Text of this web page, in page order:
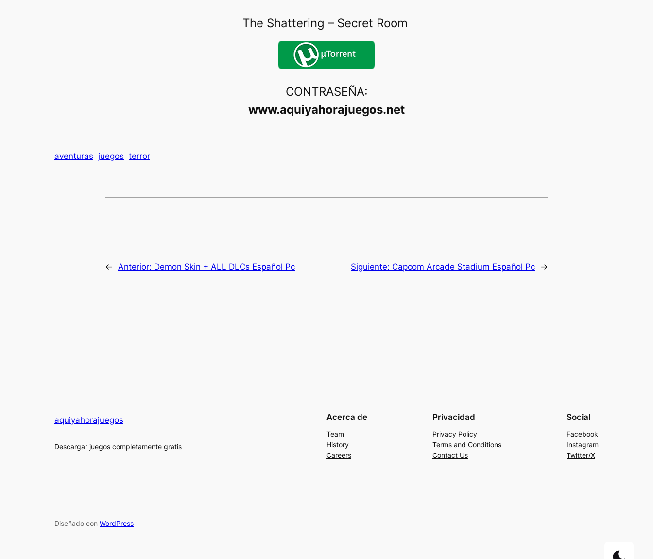
The Shattering – Secret Room
CONTRASEÑA:
www.aquiyahorajuegos.net
aventuras juegos terror
← Anterior: Demon Skin + ALL DLCs Español Pc Siguiente: Capcom Arcade Stadium Español Pc →
aquiyahorajuegos
Descargar juegos completamente gratis
Acerca de
Team
History
Careers
Privacidad
Privacy Policy
Terms and Conditions
Contact Us
Social
Facebook
Instagram
Twitter/X
Diseñado con WordPress